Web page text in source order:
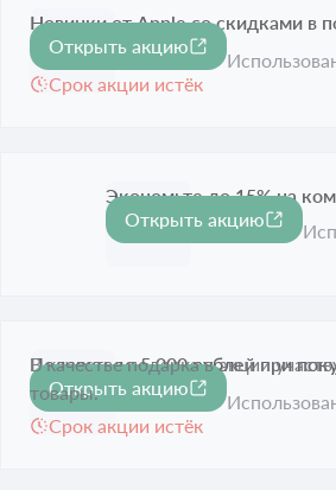
Новинки от Apple со скидками в
17e
Срок акции истёк
Открыть акцию
-15%
Экономьте до 15% на
Срок акции истёк
Открыть акцию
Подарки до 5 000 рублей при
Max 256 GB
Срок акции истёк
В качестве подарка в акции
товары.
Открыть акцию